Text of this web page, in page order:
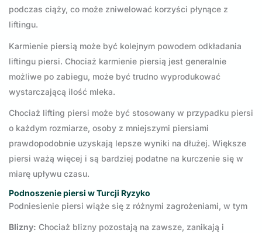
podczas ciąży, co może zniwelować korzyści płynące z
liftingu.
Karmienie piersią może być kolejnym powodem odkładania
liftingu piersi. Chociaż karmienie piersią jest generalnie
możliwe po zabiegu, może być trudno wyprodukować
wystarczającą ilość mleka.
Chociaż lifting piersi może być stosowany w przypadku piersi
o każdym rozmiarze, osoby z mniejszymi piersiami
prawdopodobnie uzyskają lepsze wyniki na dłużej. Większe
piersi ważą więcej i są bardziej podatne na kurczenie się w
miarę upływu czasu.
Podnoszenie piersi w Turcji Ryzyko
Podniesienie piersi wiąże się z różnymi zagrożeniami, w tym
Blizny: Chociaż blizny pozostają na zawsze, zanikają i